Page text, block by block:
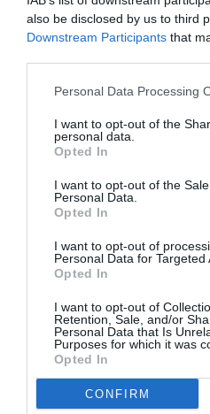
also be disclosed by us to third
Downstream Participants that
Personal Data Processing
I want to opt-out of the
personal data.
Opted In
I want to opt-out of the
Personal Data.
Opted In
I want to opt-out of
Personal Data for Targeted
Opted In
I want to opt-out of
Retention, Sale, and/or
Personal Data that Is
Purposes for which it was
Opted In
CONFIRM